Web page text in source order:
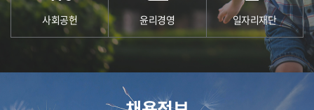
사회공헌 윤리경영 일자리재단